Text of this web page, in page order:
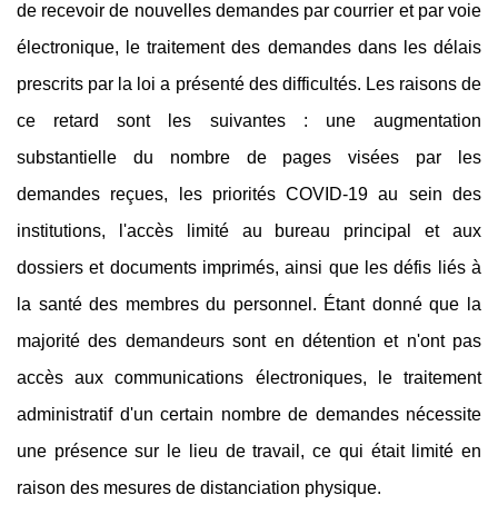
de recevoir de nouvelles demandes par courrier et par voie
électronique, le traitement des demandes dans les délais
prescrits par la loi a présenté des difficultés. Les raisons de
ce retard sont les suivantes : une augmentation
substantielle du nombre de pages visées par les
demandes reçues, les priorités COVID-19 au sein des
institutions, l'accès limité au bureau principal et aux
dossiers et documents imprimés, ainsi que les défis liés à
la santé des membres du personnel. Étant donné que la
majorité des demandeurs sont en détention et n'ont pas
accès aux communications électroniques, le traitement
administratif d'un certain nombre de demandes nécessite
une présence sur le lieu de travail, ce qui était limité en
raison des mesures de distanciation physique.